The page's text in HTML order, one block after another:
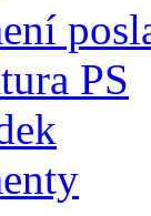
PS